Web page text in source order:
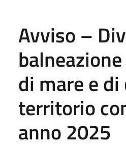
Avviso –
di mare e
territorio
anno 2025